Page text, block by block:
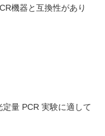
機器と互換性があり
量 PCR 実験に適して